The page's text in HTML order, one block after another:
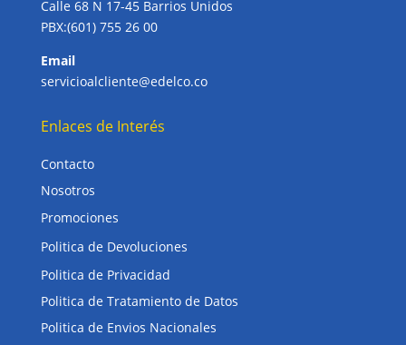
Calle 68 N 17-45 Barrios Unidos
PBX:(601) 755 26 00
Email
servicioalcliente@edelco.co
Enlaces de Interés
Contacto
Nosotros
Promociones
Politica de Devoluciones
Politica de Privacidad
Politica de Tratamiento de Datos
Politica de Envios Nacionales